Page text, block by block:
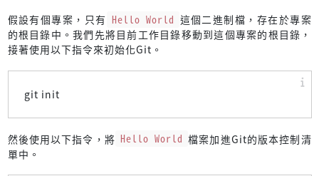
假設有個專案，只有 Hello World 這個二進制檔，存在於專案
的根目錄中。我們先將目前工作目錄移動到這個專案的根目錄，
接著使用以下指令來初始化Git。
git init
然後使用以下指令，將 Hello World 檔案加進Git的版本控制清
單中。